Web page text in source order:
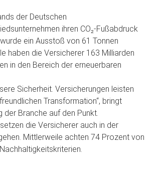
der Deutschen
ihren CO₂-Fußabdruck
ein Ausstoß von 61 Tonnen
haben die Versicherer 163 Milliarden
in den Bereich der erneuerbaren
Sicherheit. Versicherungen leisten
Transformation“, bringt
der Branche auf den Punkt.
die Versicherer auch in der
Mittlerweile achten 74 Prozent von